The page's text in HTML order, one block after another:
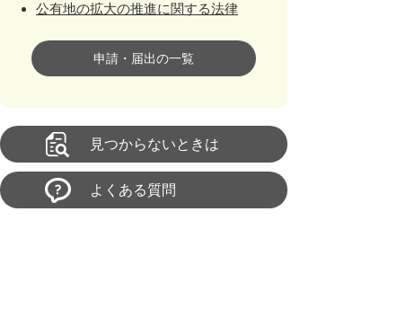
公有地の拡大の推進に関する法律
申請・届出の一覧
見つからないときは
よくある質問